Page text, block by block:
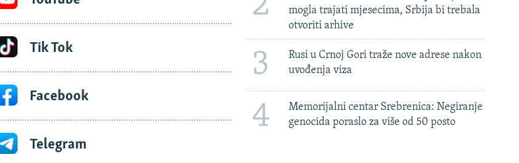
Tik Tok
Facebook
Telegram
mogla trajati mjesecima, Srbija bi trebala
otvoriti arhive
3
Rusi u Crnoj Gori traže nove adrese nakon
uvođenja viza
4
Memorijalni centar Srebrenica: Negiranje
genocida poraslo za više od 50 posto